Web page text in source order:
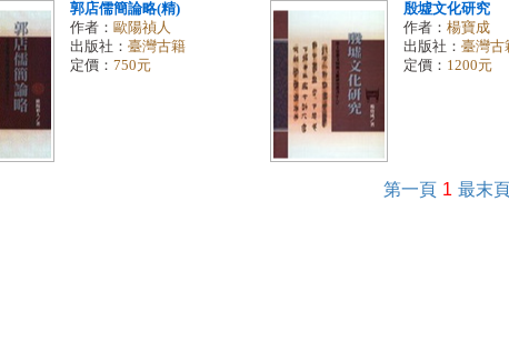
郭店儒簡論略(精)
作者： 歐陽禎人
出版社： 臺灣古籍
定價： 750元
殷墟文化研究
作者： 楊寶成
出版社： 臺灣古
定價： 1200元
第一頁 1 最末